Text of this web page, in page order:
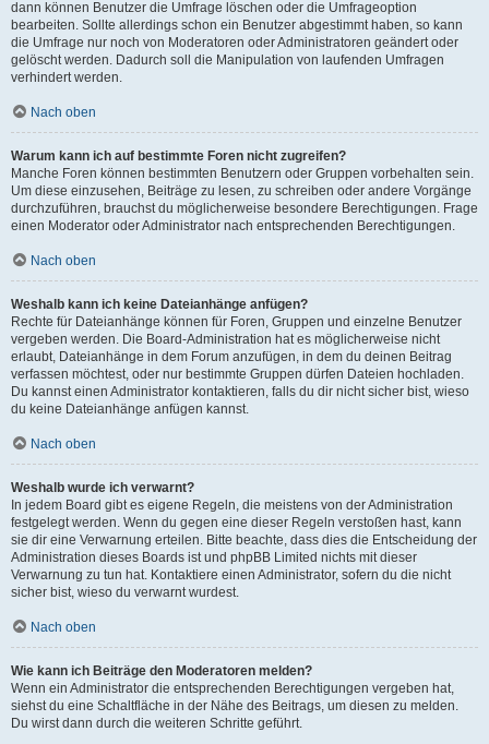
dann können Benutzer die Umfrage löschen oder die Umfrageoption
bearbeiten. Sollte allerdings schon ein Benutzer abgestimmt haben, so kann
die Umfrage nur noch von Moderatoren oder Administratoren geändert oder
gelöscht werden. Dadurch soll die Manipulation von laufenden Umfragen
verhindert werden.
Nach oben
Warum kann ich auf bestimmte Foren nicht zugreifen?
Manche Foren können bestimmten Benutzern oder Gruppen vorbehalten sein.
Um diese einzusehen, Beiträge zu lesen, zu schreiben oder andere Vorgänge
durchzuführen, brauchst du möglicherweise besondere Berechtigungen. Frage
einen Moderator oder Administrator nach entsprechenden Berechtigungen.
Nach oben
Weshalb kann ich keine Dateianhänge anfügen?
Rechte für Dateianhänge können für Foren, Gruppen und einzelne Benutzer
vergeben werden. Die Board-Administration hat es möglicherweise nicht
erlaubt, Dateianhänge in dem Forum anzufügen, in dem du deinen Beitrag
verfassen möchtest, oder nur bestimmte Gruppen dürfen Dateien hochladen.
Du kannst einen Administrator kontaktieren, falls du dir nicht sicher bist, wieso
du keine Dateianhänge anfügen kannst.
Nach oben
Weshalb wurde ich verwarnt?
In jedem Board gibt es eigene Regeln, die meistens von der Administration
festgelegt werden. Wenn du gegen eine dieser Regeln verstoßen hast, kann
sie dir eine Verwarnung erteilen. Bitte beachte, dass dies die Entscheidung der
Administration dieses Boards ist und phpBB Limited nichts mit dieser
Verwarnung zu tun hat. Kontaktiere einen Administrator, sofern du die nicht
sicher bist, wieso du verwarnt wurdest.
Nach oben
Wie kann ich Beiträge den Moderatoren melden?
Wenn ein Administrator die entsprechenden Berechtigungen vergeben hat,
siehst du eine Schaltfläche in der Nähe des Beitrags, um diesen zu melden.
Du wirst dann durch die weiteren Schritte geführt.